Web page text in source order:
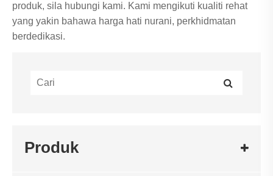
produk, sila hubungi kami. Kami mengikuti kualiti rehat
yang yakin bahawa harga hati nurani, perkhidmatan
berdedikasi.
Produk